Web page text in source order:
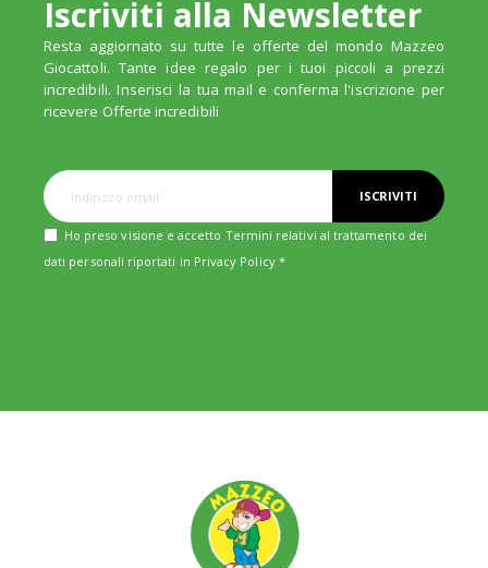
Iscriviti alla Newsletter
Resta aggiornato su tutte le offerte del mondo Mazzeo
Giocattoli. Tante idee regalo per i tuoi piccoli a prezzi
incredibili. Inserisci la tua mail e conferma l'iscrizione per
ricevere Offerte incredibili
ISCRIVITI
Ho preso visione e accetto Termini relativi al trattamento dei
dati personali riportati in Privacy Policy*